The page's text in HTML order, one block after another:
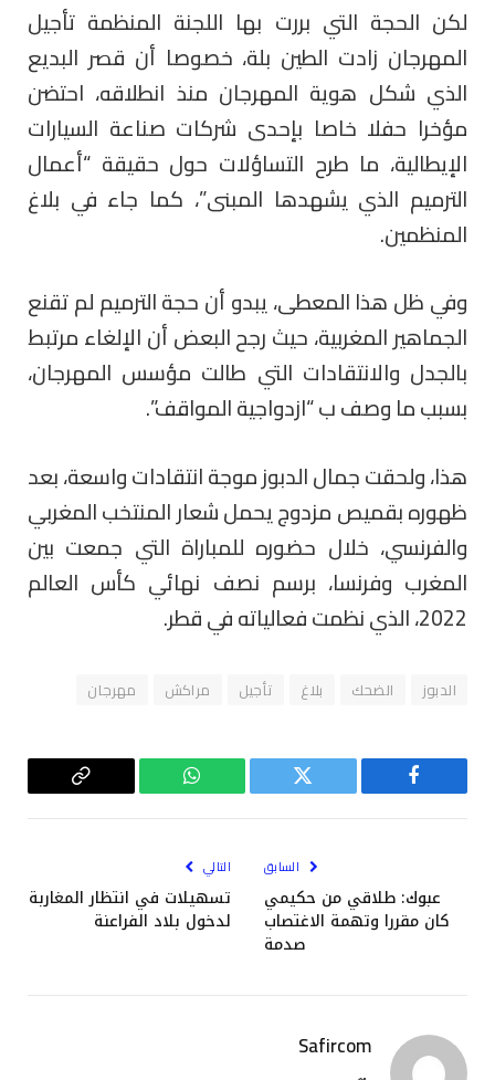
لكن الحجة التي بررت بها اللجنة المنظمة تأجيل
المهرجان زادت الطين بلة، خصوصا أن قصر البديع
الذي شكل هوية المهرجان منذ انطلاقه، احتضن
مؤخرا حفلا خاصا بإحدى شركات صناعة السيارات
الإيطالية، ما طرح التساؤلات حول حقيقة “أعمال
الترميم الذي يشهدها المبنى”، كما جاء في بلاغ
المنظمين.
وفي ظل هذا المعطى، يبدو أن حجة الترميم لم تقنع
الجماهير المغربية، حيث رجح البعض أن الإلغاء مرتبط
بالجدل والانتقادات التي طالت مؤسس المهرجان،
بسبب ما وصف ب “ازدواجية المواقف”.
هذا، ولحقت جمال الدبوز موجة انتقادات واسعة، بعد
ظهوره بقميص مزدوج يحمل شعار المنتخب المغربي
والفرنسي، خلال حضوره للمباراة التي جمعت بين
المغرب وفرنسا، برسم نصف نهائي كأس العالم
2022، الذي نظمت فعالياته في قطر.
الدبوز الضحك بلاغ تأجيل مراكش مهرجان
فيسبوك تويتر واتساب
Copy
السابق
عبوك: طلاقي من حكيمي
كان مقررا وتهمة الاغتصاب
صدمة
التالي
تسهيلات في انتظار المغاربة
لدخول بلاد الفراعنة
Safircom